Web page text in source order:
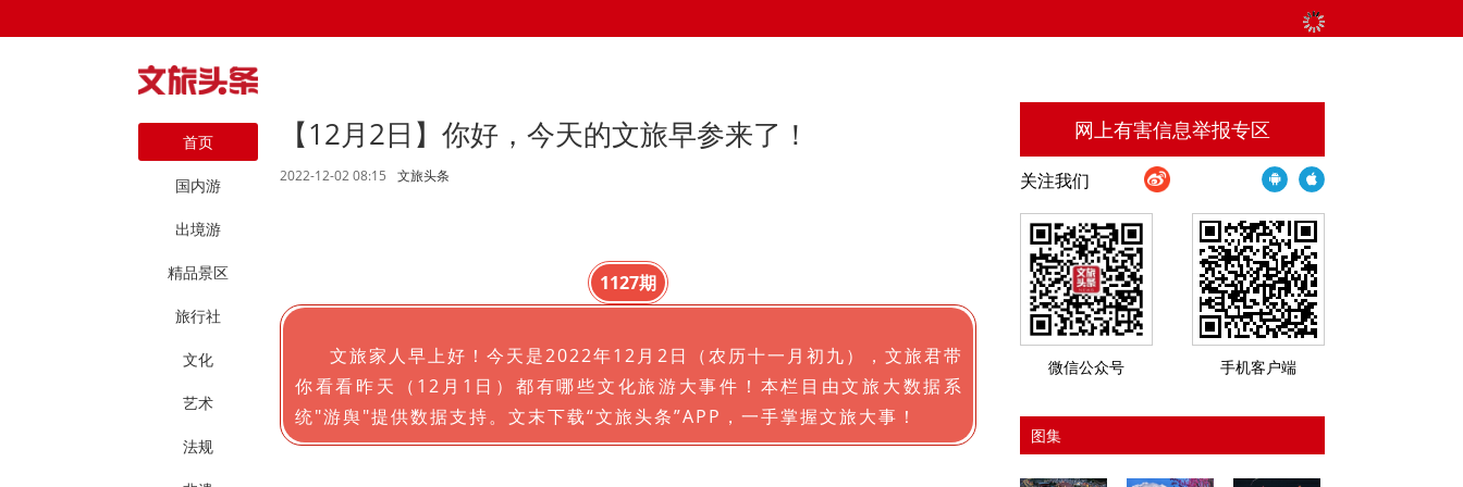
首页
国内游
出境游
精品景区
旅行社
文化
艺术
法规
【12月2日】你好，今天的文旅早参来了！
2022-12-02 08:15 文旅头条
1127期
文旅家人早上好！今天是2022年12月2日（农历十一月初九），文旅君带
你看看昨天（12月1日）都有哪些文化旅游大事件！本栏目由文旅大数据系
统"游舆"提供数据支持。文末下载“文旅头条”APP，一手掌握文旅大事！
网上有害信息举报专区
关注我们
微信公众号 手机客户端
图集